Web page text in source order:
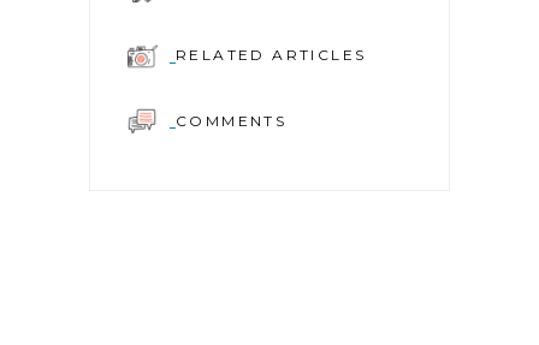
RELATED ARTICLES
COMMENTS